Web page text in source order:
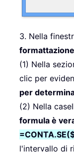
3. Nella
formattazione
(1) Nella
clic per
per
(2) Nella
formula è
l'intervallo di